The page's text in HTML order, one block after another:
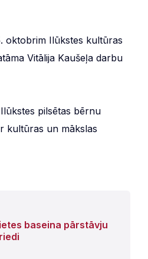
oktobrim Ilūkstes kultūras
Vitālija Kaušeļa darbu
pilsētas bērnu
kultūras un mākslas
baseina pārstāvju